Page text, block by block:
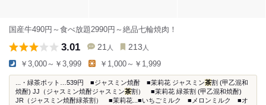
国産牛490円～食べ放題2990円～絶品七輪焼肉！
3.01 21 人 213 人
￥3,000～￥3,999 ￥1,000～￥1,999
...・緑茶ポット…539円 ■ジャスミン焼酎 ■茉莉花 ジャスミン茶割 (甲乙混和
焼酎) JJ（ジャスミン焼酎ジャスミン茶割） ■茉莉花 緑茶割 (甲乙混和焼酎)
JR（ジャスミン焼酎緑茶割） ■茉莉花...■いちごミルク ■メロンミルク ■オ